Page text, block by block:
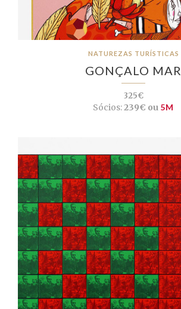
NATUREZAS TURÍSTICAS
GONÇALO MAR
325€
Sócios:239€ ou 5M